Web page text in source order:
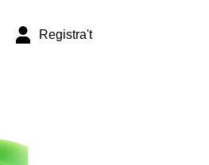
Registra't